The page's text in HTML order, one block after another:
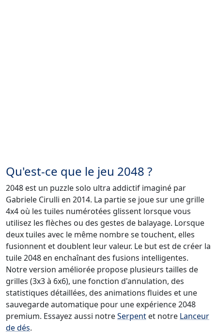
Qu'est-ce que le jeu 2048 ?
2048 est un puzzle solo ultra addictif imaginé par
Gabriele Cirulli en 2014. La partie se joue sur une grille
4x4 où les tuiles numérotées glissent lorsque vous
utilisez les flèches ou des gestes de balayage. Lorsque
deux tuiles avec le même nombre se touchent, elles
fusionnent et doublent leur valeur. Le but est de créer la
tuile 2048 en enchaînant des fusions intelligentes.
Notre version améliorée propose plusieurs tailles de
grilles (3x3 à 6x6), une fonction d'annulation, des
statistiques détaillées, des animations fluides et une
sauvegarde automatique pour une expérience 2048
premium. Essayez aussi notreSerpent et notre Lanceur
de dés.